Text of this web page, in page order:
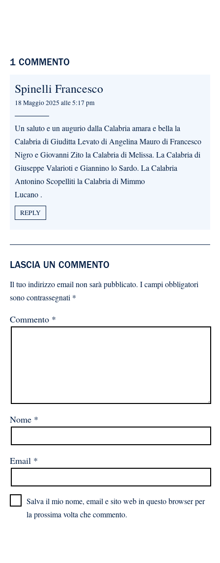
1 COMMENTO
Spinelli Francesco
18 Maggio 2025 alle 5:17 pm
Un saluto e un augurio dalla Calabria amara e bella la
Calabria di Giuditta Levato di Angelina Mauro di Francesco
Nigro e Giovanni Zito la Calabria di Melissa. La Calabria di
Giuseppe Valarioti e Giannino lo Sardo. La Calabria
Antonino Scopelliti la Calabria di Mimmo
Lucano .
REPLY
LASCIA UN COMMENTO
Il tuo indirizzo email non sarà pubblicato. I campi obbligatori
sono contrassegnati *
Commento *
Nome *
Email *
Salva il mio nome, email e sito web in questo browser per
la prossima volta che commento.